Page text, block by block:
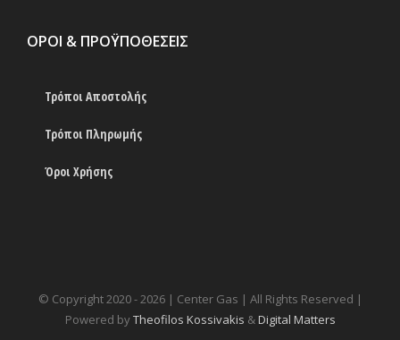
ΟΡΟΙ & ΠΡΟΫΠΟΘΕΣΕΙΣ
Τρόποι Αποστολής
Τρόποι Πληρωμής
Όροι Χρήσης
© Copyright 2020 -2026 | Center Gas | All Rights Reserved |
Powered byTheofilos Kossivakis &Digital Matters